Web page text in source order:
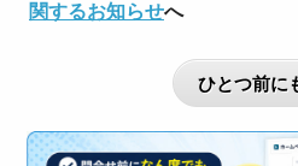
関するお知らせへ